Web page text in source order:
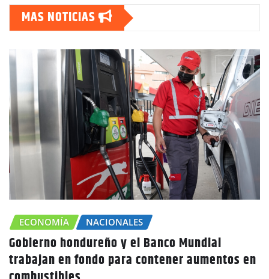
MAS NOTICIAS
y el Banco Mundial
para contener aumentos en
CHOLUTECA
Canícula